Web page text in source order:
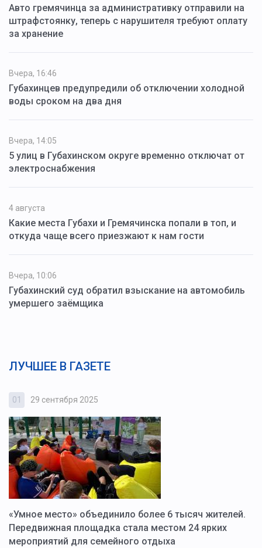
Авто гремячинца за административку отправили на
штрафстоянку, теперь с нарушителя требуют оплату
за хранение
Вчера, 16:46
Губахинцев предупредили об отключении холодной
воды сроком на два дня
Вчера, 14:05
5 улиц в Губахинском округе временно отключат от
электроснабжения
4 августа
Какие места Губахи и Гремячинска попали в топ, и
откуда чаще всего приезжают к нам гости
Вчера, 10:06
Губахинский суд обратил взыскание на автомобиль
умершего заёмщика
ЛУЧШЕЕ В ГАЗЕТЕ
01 29 сентября 2025
«Умное место» объединило более 6 тысяч жителей.
Передвижная площадка стала местом 24 ярких
мероприятий для семейного отдыха